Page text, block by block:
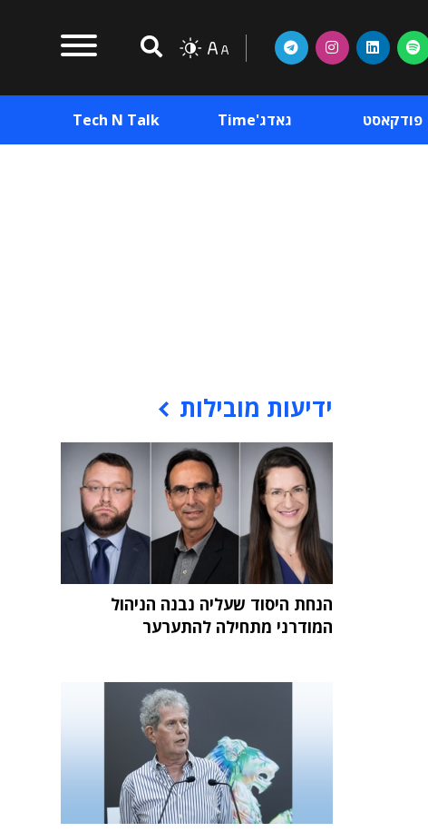
פודקאסט גאדג'Time Tech N Talk
ידיעות מובילות
הנחת היסוד שעליה נבנה הניהול
המודרני מתחילה להתערער